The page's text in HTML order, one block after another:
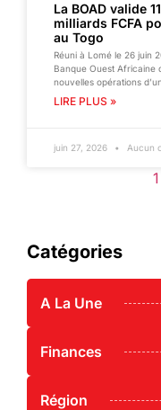
La BOAD valide
milliards FCFA
au Togo
Réuni à Lomé le 26 juin
Banque Ouest Africaine
nouvelles opérations
LIRE PLUS »
juin 27, 2026 Aucun
1
Catégories
A La Une
Finances
Région